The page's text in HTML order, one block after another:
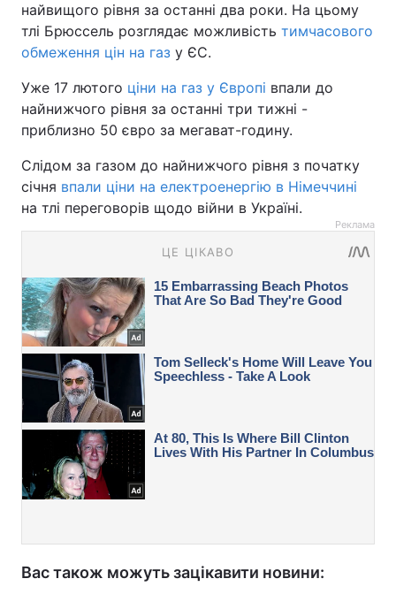
найвищого рівня за останні два роки. На цьому
тлі Брюссель розглядає можливість тимчасового
обмеження цін на газ у ЄС.
Уже 17 лютого ціни на газ у Європі впали до
найнижчого рівня за останні три тижні -
приблизно 50 євро за мегават-годину.
Слідом за газом до найнижчого рівня з початку
січня впали ціни на електроенергію в Німеччині
на тлі переговорів щодо війни в Україні.
Реклама
Вас також можуть зацікавити новини: